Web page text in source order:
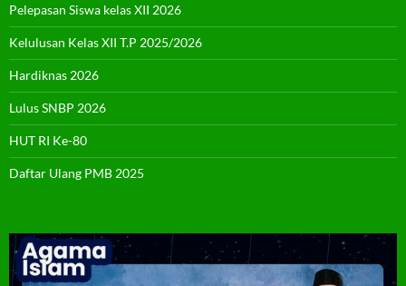
Pelepasan Siswa kelas XII 2026
Kelulusan Kelas XII T.P 2025/2026
Hardiknas 2026
Lulus SNBP 2026
HUT RI Ke-80
Daftar Ulang PMB 2025